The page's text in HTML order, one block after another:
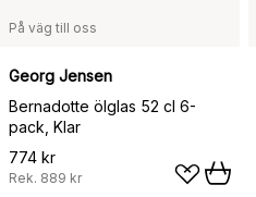
På väg till oss
Georg Jensen
Bernadotte ölglas 52 cl 6-
pack, Klar
774 kr
Rek. 889 kr